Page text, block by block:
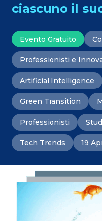
ciascuno il
Evento Gratuito
Professionisti e
Artificial Intelligence
Green Transition
Professionisti
Tech Trends 19